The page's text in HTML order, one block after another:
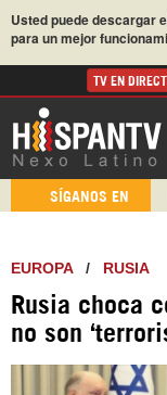
Usted puede descargar
para un mejor
TV EN
SÍGANOS EN
EUROPA/ RUSIA
Rusia choca
no son